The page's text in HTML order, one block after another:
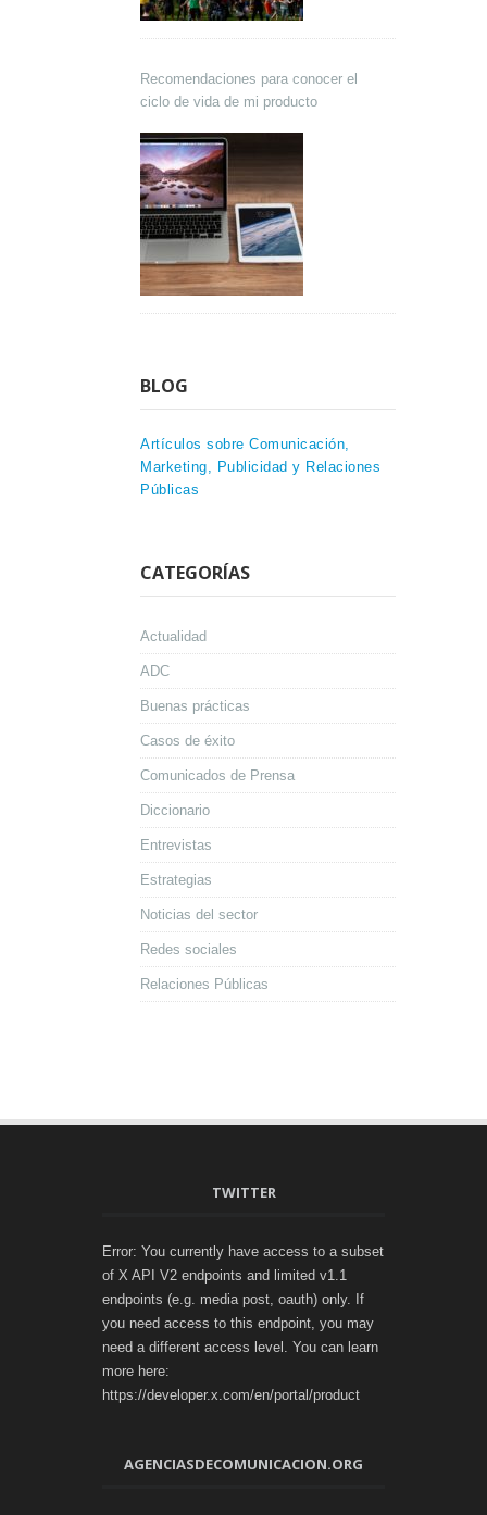
Recomendaciones para conocer el
ciclo de vida de mi producto
BLOG
Artículos sobre Comunicación,
Marketing, Publicidad y Relaciones
Públicas
CATEGORÍAS
Actualidad
ADC
Buenas prácticas
Casos de éxito
Comunicados de Prensa
Diccionario
Entrevistas
Estrategias
Noticias del sector
Redes sociales
Relaciones Públicas
TWITTER
Error: You currently have access to a subset
of X API V2 endpoints and limited v1.1
endpoints (e.g. media post, oauth) only. If
you need access to this endpoint, you may
need a different access level. You can learn
more here:
https://developer.x.com/en/portal/product
AGENCIASDECOMUNICACION.ORG